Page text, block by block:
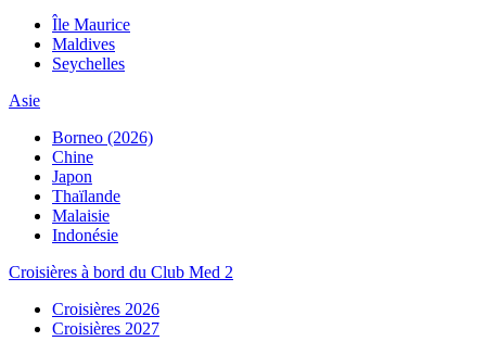
Île Maurice
Maldives
Seychelles
Asie
Borneo (2026)
Chine
Japon
Thaïlande
Malaisie
Indonésie
Croisières à bord du Club Med 2
Croisières 2026
Croisières 2027